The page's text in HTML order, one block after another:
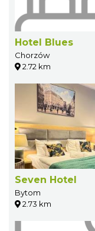
Hotel Blues
Chorzów
2.72 km
Seven Hotel
Bytom
2.73 km